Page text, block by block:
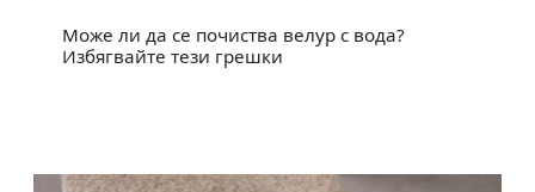
Може ли да се почиства велур с вода?
Избягвайте тези грешки